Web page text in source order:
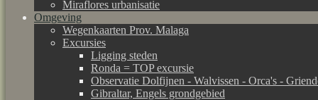
Miraflores urbanisatie
Omgeving
Wegenkaarten Prov. Malaga
Excursies
Ligging steden
Ronda = TOP excursie
Observatie Dolfijnen - Walvissen - Orca's -
Gibraltar, Engels grondgebied